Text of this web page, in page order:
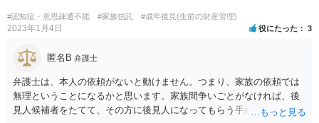
#認知症・意思疎通不能 #家族信託 #成年後見(生前の財産管理)
2023年1月4日 役にたった 3
匿名B 弁護士
弁護士は、本人の依頼がないと動けません。つまり、家族の依頼では
無理ということになるかと思います。家族間争いごとがなければ、後
見人候補者をたてて、その方に後見人になってもらう手続をすすめた